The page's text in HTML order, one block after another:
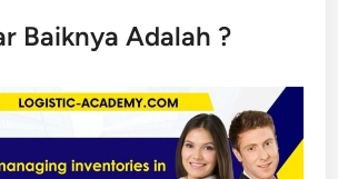
Baiknya Adalah ?